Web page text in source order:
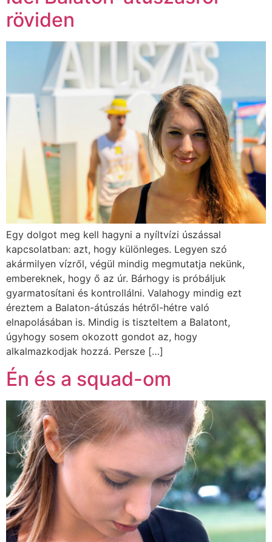
röviden
Egy dolgot meg kell hagyni a nyíltvízi úszással
kapcsolatban: azt, hogy különleges. Legyen szó
akármilyen vízről, végül mindig megmutatja nekünk,
embereknek, hogy ő az úr. Bárhogy is próbáljuk
gyarmatosítani és kontrollálni. Valahogy mindig ezt
éreztem a Balaton-átúszás hétről-hétre való
elnapolásában is. Mindig is tiszteltem a Balatont,
úgyhogy sosem okozott gondot az, hogy
alkalmazkodjak hozzá. Persze […]
Én és a squad-om